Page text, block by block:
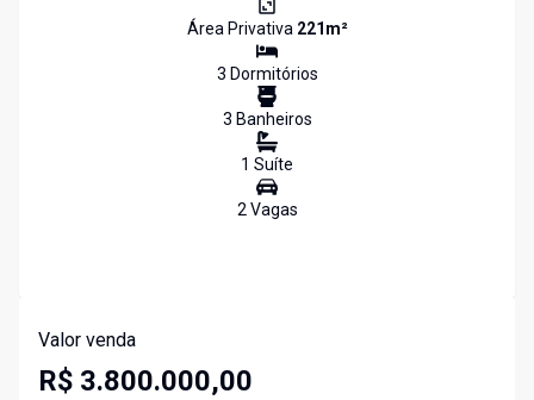
Área Privativa 221m²
3 Dormitórios
3 Banheiros
1 Suíte
2Vagas
Valor venda
R$ 3.800.000,00